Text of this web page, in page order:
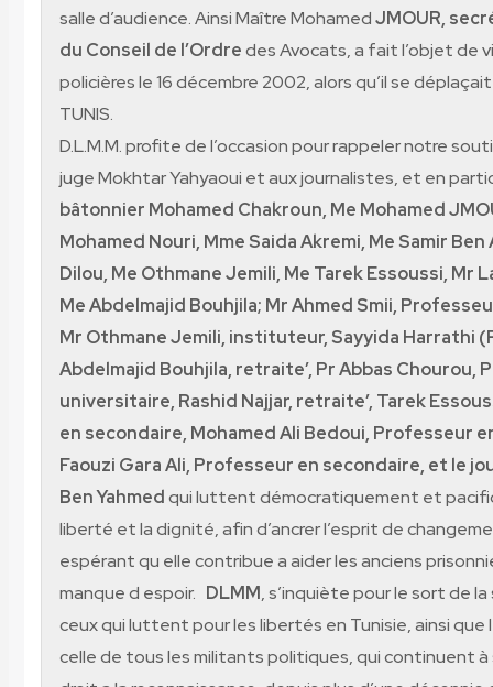
salle d’audience. Ainsi Maître MohamedJMOUR,
du Conseil de l’Ordredes Avocats, a fait l’objet de
policières le 16 décembre 2002, alors qu’il se
TUNIS.
D.L.M.M. profite de l’occasion pour rappeler notre
juge Mokhtar Yahyaoui et aux journalistes, et en
bâtonnier Mohamed Chakroun, Me Mohamed
Mohamed Nouri, Mme Saida Akremi, Me Samir Ben
Dilou, Me Othmane Jemili, Me Tarek Essoussi, Mr
Me Abdelmajid Bouhjila; Mr Ahmed Smii,
Mr Othmane Jemili, instituteur, Sayyida Harrathi
Abdelmajid Bouhjila, retraite’, Pr Abbas Chourou,
universitaire, Rashid Najjar, retraite’, Tarek
en secondaire, Mohamed Ali Bedoui, Professeur
Faouzi Gara Ali, Professeur en secondaire, et le
Ben Yahmedqui luttent démocratiquement et
liberté et la dignité, afin d’ancrer l’esprit de
espérant qu elle contribue a aider les anciens
manque d espoir. DLMM, s’inquiète pour le sort de
ceux qui luttent pour les libertés en Tunisie, ainsi que
celle de tous les militants politiques, qui continuent